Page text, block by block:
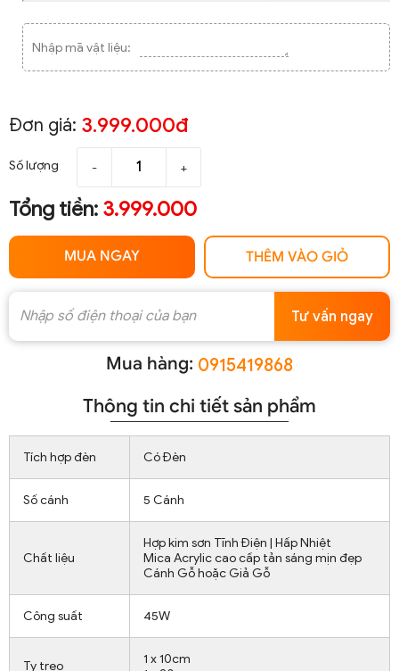
Nhập mã vật liệu:
Đơn giá: 3.999.000đ
Số lượng - +
Tổng tiền: 3.999.000
MUA NGAY THÊM VÀO GIỎ
Tư vấn ngay
Mua hàng: 0915419868
Thông tin chi tiết sản phẩm
Tích hợp đèn Có Đèn
Số cánh 5 Cánh
Chất liệu
Hợp kim sơn Tĩnh Điện | Hấp Nhiệt
Mica Acrylic cao cấp tản sáng mịn đẹp
Cánh Gỗ hoặc Giả Gỗ
Công suất 45W
Ty treo
1 x 10cm